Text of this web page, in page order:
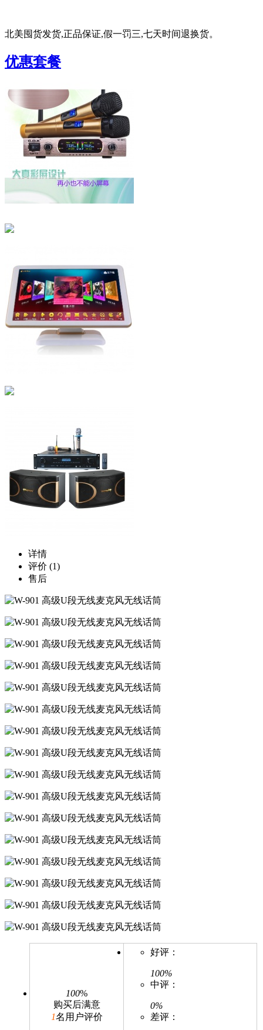
北美囤货发货,正品保证,假一罚三,七天时间退换货。
优惠套餐
详情
评价 (1)
售后
100%
购买后满意
1名用户评价
好评：
100%
中评：
0%
差评：